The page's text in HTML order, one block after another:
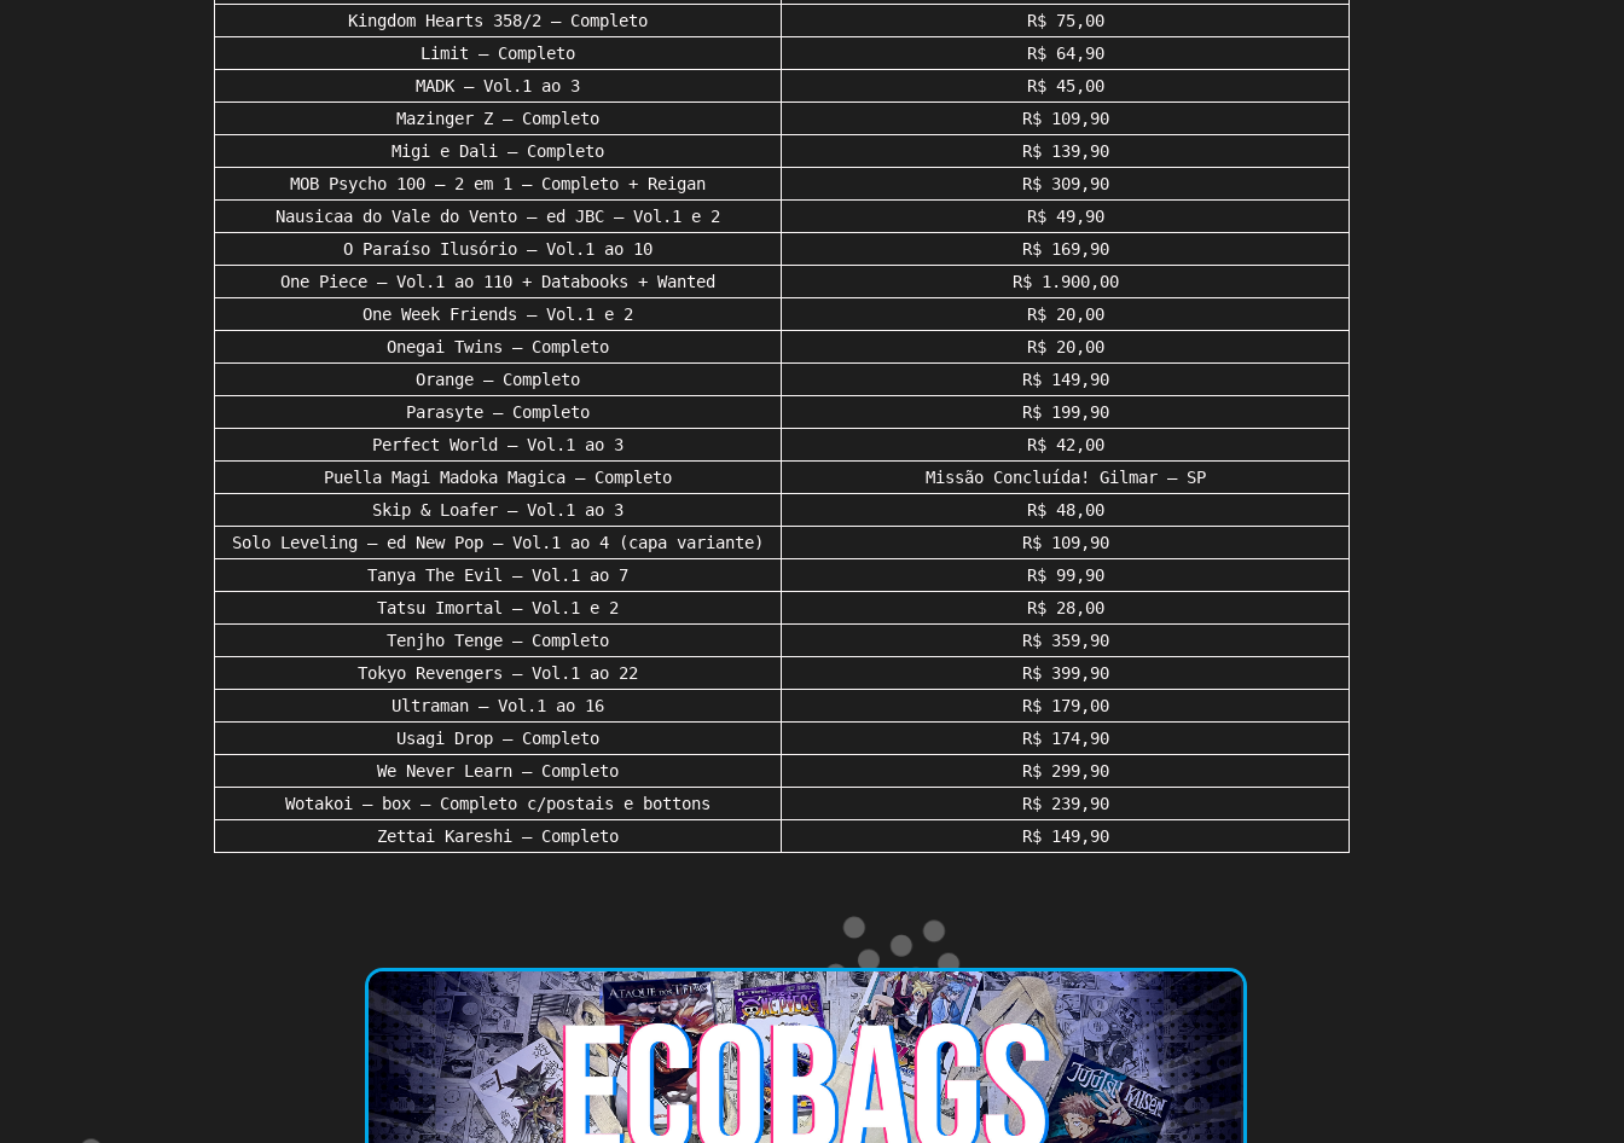
Kingdom Hearts 358/2 – Completo
R$ 75,00
Limit – Completo
R$ 64,90
MADK – Vol.1 ao 3
R$ 45,00
Mazinger Z – Completo
R$ 109,90
Migi e Dali – Completo
R$ 139,90
MOB Psycho 100 – 2 em 1 – Completo + Reigan
R$ 309,90
Nausicaa do Vale do Vento – ed JBC – Vol.1 e 2
R$ 49,90
O Paraíso Ilusório – Vol.1 ao 10
R$ 169,90
One Piece – Vol.1 ao 110 + Databooks + Wanted
R$ 1.900,00
One Week Friends – Vol.1 e 2
R$ 20,00
Onegai Twins – Completo
R$ 20,00
Orange – Completo
R$ 149,90
Parasyte – Completo
R$ 199,90
Perfect World – Vol.1 ao 3
R$ 42,00
Puella Magi Madoka Magica – Completo
Missão Concluída! Gilmar – SP
Skip & Loafer – Vol.1 ao 3
R$ 48,00
Solo Leveling – ed New Pop – Vol.1 ao 4 (capa variante)
R$ 109,90
Tanya The Evil – Vol.1 ao 7
R$ 99,90
Tatsu Imortal – Vol.1 e 2
R$ 28,00
Tenjho Tenge – Completo
R$ 359,90
Tokyo Revengers – Vol.1 ao 22
R$ 399,90
Ultraman – Vol.1 ao 16
R$ 179,00
Usagi Drop – Completo
R$ 174,90
We Never Learn – Completo
R$ 299,90
Wotakoi – box – Completo c/postais e bottons
R$ 239,90
Zettai Kareshi – Completo
R$ 149,90